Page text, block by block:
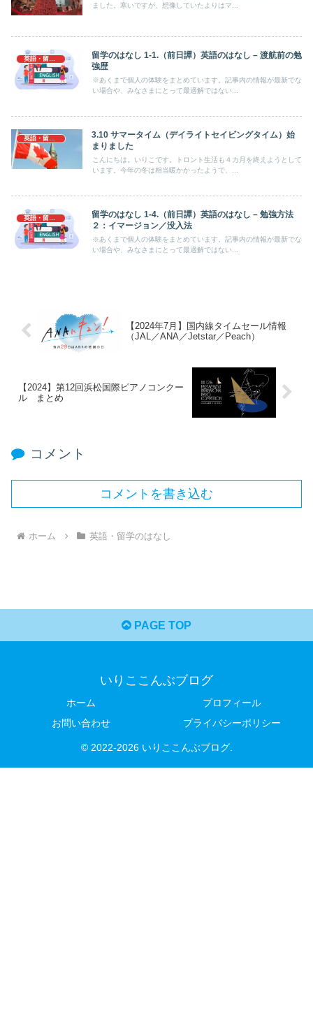
ました。寒いですが、想像していたよりはマ...
留学のはなし 1-1.（前日譚）英語のはなし – 渡航前の勉
強歴
※あくまで個人の体験をまとめています。記事内の情報が最新でな
い場合や、みなさまにとって最適解ではない...
3.10 サマータイム（デイライトセイビングタイム）始
まりました
こんにちは。いりこです。トロント生活も４カ月を終えようとして
います。今年の冬は相当暖かかったようで、...
留学のはなし 1-4.（前日譚）英語のはなし – 勉強方法
２：イマージョン／没入法
※あくまで個人の体験をまとめています。記事内の情報が最新でな
い場合や、みなさまにとって最適解ではない...
【2024年7月】国内線タイムセール情報
（JAL／ANA／Jetstar／Peach）
【2024】第12回浜松国際ピアノコンクー
ル まとめ
コメント
コメントを書き込む
ホーム 英語・留学のはなし
PAGE TOP
いりここんぶブログ
ホーム
プロフィール
お問い合わせ
プライバシーポリシー
© 2022-2026 いりここんぶブログ.